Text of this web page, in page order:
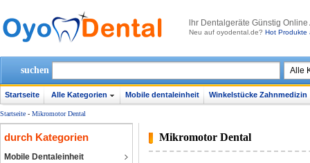
lhr Dentalgeräte Günstig
Neu auf oyodental.de? Hot Produkte
suchen
Startseite Alle Kategorien Mobile dentaleinheit Winkelstücke Zahnmedizin
Startseite - Mikromotor Dental
durch Kategorien
Mobile Dentaleinheit
Mikromotor Dental